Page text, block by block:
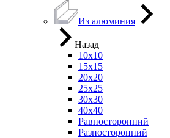
Из алюминия
Назад
10х10
15х15
20х20
25х25
30х30
40х40
Равносторонний
Разносторонний